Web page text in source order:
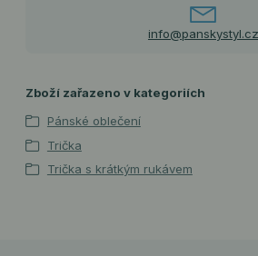
info@panskystyl.cz
Zboží zařazeno v kategoriích
Pánské oblečení
Trička
Trička s krátkým rukávem